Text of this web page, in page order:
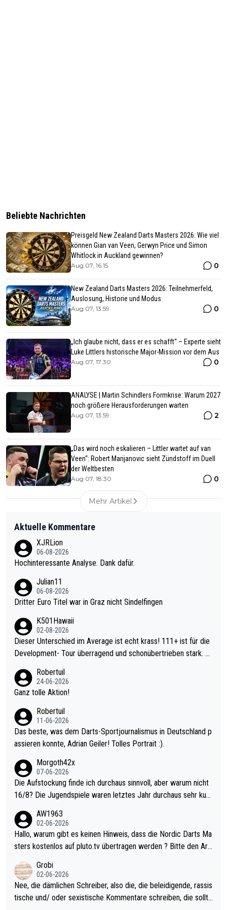
Beliebte Nachrichten
Preisgeld New Zealand Darts Masters 2026: Wie viel
können Gian van Veen, Gerwyn Price und Simon
Whitlock in Auckland gewinnen?
Aug 07, 16:15 0
New Zealand Darts Masters 2026: Teilnehmerfeld,
Auslosung, Historie und Modus
Aug 07, 13:59 0
„Ich glaube nicht, dass er es schafft“ – Experte sieht
Luke Littlers historische Major-Mission vor dem Aus
Aug 07, 17:30 0
ANALYSE | Martin Schindlers Formkrise: Warum 2027
noch größere Herausforderungen warten
Aug 07, 13:59 2
„Das wird noch eskalieren – Littler wartet auf van
Veen“: Robert Marijanovic sieht Zündstoff im Duell
der Weltbesten
Aug 07, 18:30 0
Mehr Artikel
Aktuelle Kommentare
XJRLion
06-08-2026
Hochinteressante Analyse. Dank dafür.
Julian11
06-08-2026
Dritter Euro Titel war in Graz nicht Sindelfingen
K501Hawaii
02-08-2026
Dieser Unterschied im Average ist echt krass! 111+ ist für die
Development- Tour überragend und schonübertrieben stark. U
mal 40+ erst recht. Da gewinnst keinen Blumentopf - ist ja noc
h krasser wie ein Pokalspiel eines Kreisligisten vs einem Bund
Robertuil
24-06-2026
Ganz tolle Aktion!
Robertuil
11-06-2026
Das beste, was dem Darts-Sportjournalismus in Deutschland p
assieren konnte, Adrian Geiler! Tolles Portrait :).
Morgoth42x
07-06-2026
Die Aufstockung finde ich durchaus sinnvoll, aber warum nicht
16/8? Die Jugendspiele waren letztes Jahr durchaus sehr kurz
Allerdings ist Mitchell Lawrie als Nummer 1 der Welt eh qualifi
ziert. Somit ändert die automatische Qualifikation des Weltmei
sters erstmal nichts. Ich denke sie wollen damit für nächstes J
ohl wenig WDF Turniere spielen. Dies war bei Archie Self letzt
es Jahr der Fall. Er musste als amtierender Weltmeister durch
den Qualifier und ich glaube kaum, dass Mitchel sich das (in Ve
AW1963
02-06-2026
Hallo, warum gibt es keinen Hinweis, dass die Nordic Darts Ma
sters kostenlos auf pluto.tv übertragen werden ? Bitte den Arti
Grobi
02-06-2026
Nee, die dämlichen Schreiber, also die, die beleidigende, rassis
tische und/ oder sexistische Kommentare schreiben, die sollte